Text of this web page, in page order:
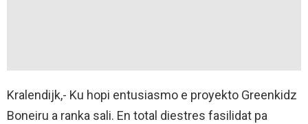
Kralendijk,- Ku hopi entusiasmo e proyekto Greenkidz
Boneiru a ranka sali. En total diestres fasilidat pa